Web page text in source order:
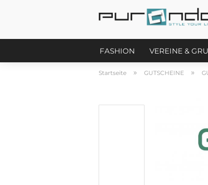
FASHION VEREINE &
Startseite » GUTSCHEINE »